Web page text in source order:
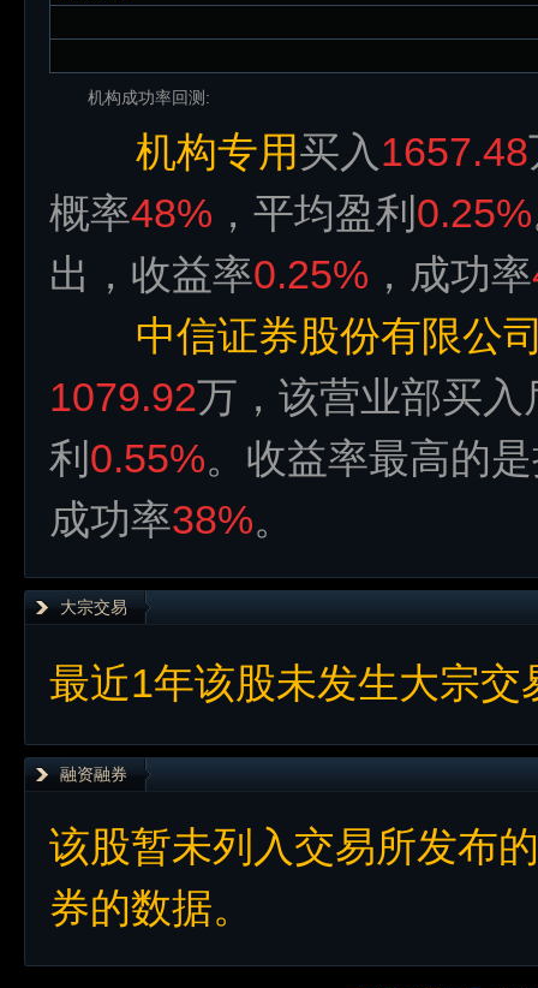
机构成功率回测:
机构专用买入 1657.48
概率48% ，平均盈利 0.25%
出，收益率0.25% ，成功率
中信证券股份有限公
1079.92万，该营业部买
利 0.55%。收益率最高的
成功率38%。
大宗交易
最近1年该股未发生大宗交
融资融券
该股暂未列入交易所发布
券的数据。